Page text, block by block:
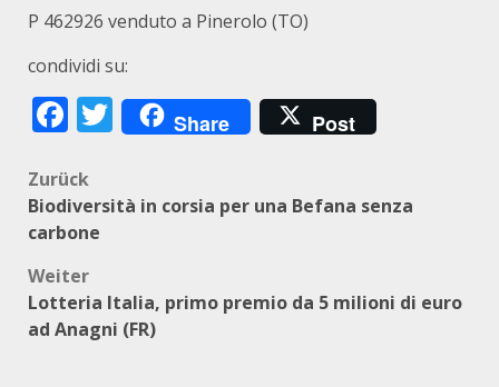
P 462926 venduto a Pinerolo (TO)
condividi su:
Facebook
Twitter
Share Post
Beitragsnavigation
Zurück
Biodiversità in corsia per una Befana senza
carbone
Weiter
Lotteria Italia, primo premio da 5 milioni di euro
ad Anagni (FR)